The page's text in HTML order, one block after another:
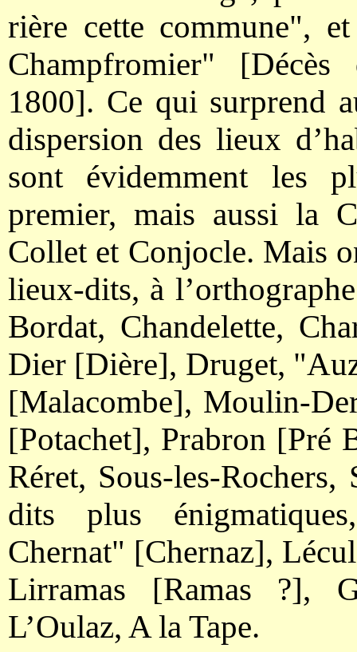
rière cette commune",
Champfromier"
1800]. Ce qui surprend
dispersion des lieux
sont évidemment les
premier, mais aussi la
Collet et Conjocle. Mais
lieux-dits, à
Bordat, Chandelette,
Dier [Dière], Druget,
[Malacombe], Moulin-
[Potachet], Prabron [Pré
Réret, Sous-les-
dits plus
Chernat" [Chernaz],
Lirramas [Ramas ?],
L’Oulaz, A la Tape.